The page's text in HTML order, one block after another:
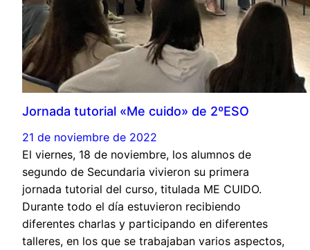
Jornada tutorial «Me cuido» de 2ºESO
21 de noviembre de 2022
El viernes, 18 de noviembre, los alumnos de
segundo de Secundaria vivieron su primera
jornada tutorial del curso, titulada ME CUIDO.
Durante todo el día estuvieron recibiendo
diferentes charlas y participando en diferentes
talleres, en los que se trabajaban varios aspectos,